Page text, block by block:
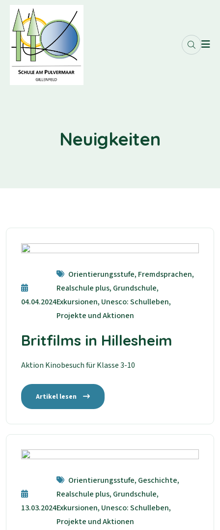
Neuigkeiten
04.04.2024
Orientierungsstufe, Fremdsprachen,
Realschule plus, Grundschule,
Exkursionen, Unesco: Schulleben,
Projekte und Aktionen
Britfilms in Hillesheim
Aktion Kinobesuch für Klasse 3-10
Artikel lesen
13.03.2024
Orientierungsstufe, Geschichte,
Realschule plus, Grundschule,
Exkursionen, Unesco: Schulleben,
Projekte und Aktionen